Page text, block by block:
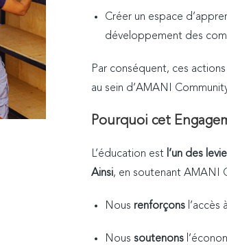
Créer un espace
développement des
Par conséquent, ces
au sein d’AMANI
Pourquoi cet
L’éducation est l’un des
Ainsi, en soutenant AMANI
Nous renforçonsl’accès
Nous soutenons